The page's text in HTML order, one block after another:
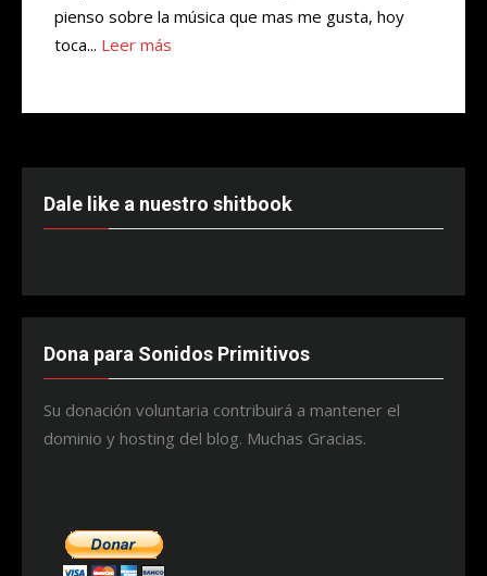
pienso sobre la música que mas me gusta, hoy
toca... Leer más
Dale like a nuestro shitbook
Dona para Sonidos Primitivos
Su donación voluntaria contribuirá a mantener el
dominio y hosting del blog. Muchas Gracias.